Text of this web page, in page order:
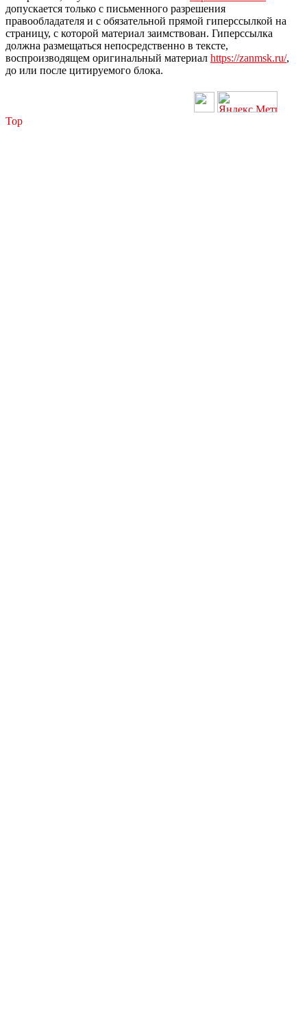
допускается только с письменного разрешения
правообладателя и с обязательной прямой гиперссылкой на
страницу, с которой материал заимствован. Гиперссылка
должна размещаться непосредственно в тексте,
воспроизводящем оригинальный материал https://zanmsk.ru/,
до или после цитируемого блока.
Top